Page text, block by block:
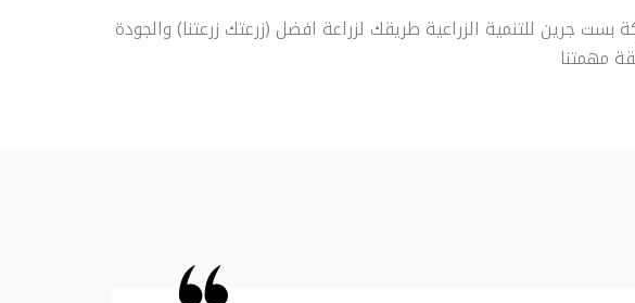
بست جرين للتنمية الزراعية طريقك لزراعة افضل (زرعتك زرعتنا) والجودة
مهمتنا